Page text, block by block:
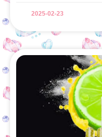
2025-02-23